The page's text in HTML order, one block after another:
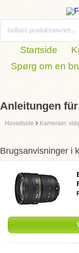
Startside
Spørg om en
Anleitungen
Hovedside › Kameraer,
Brugsanvisninger i